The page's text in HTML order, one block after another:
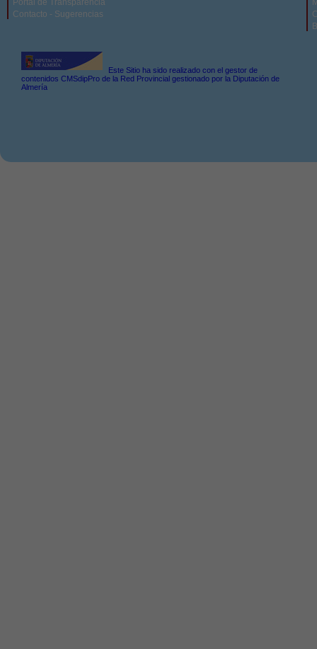
Portal de Transparencia
Contacto - Sugerencias
Este Sitio ha sido realizado con el gestor de
contenidos CMSdipPro de la Red Provincial gestionado por la Diputación de
Almería